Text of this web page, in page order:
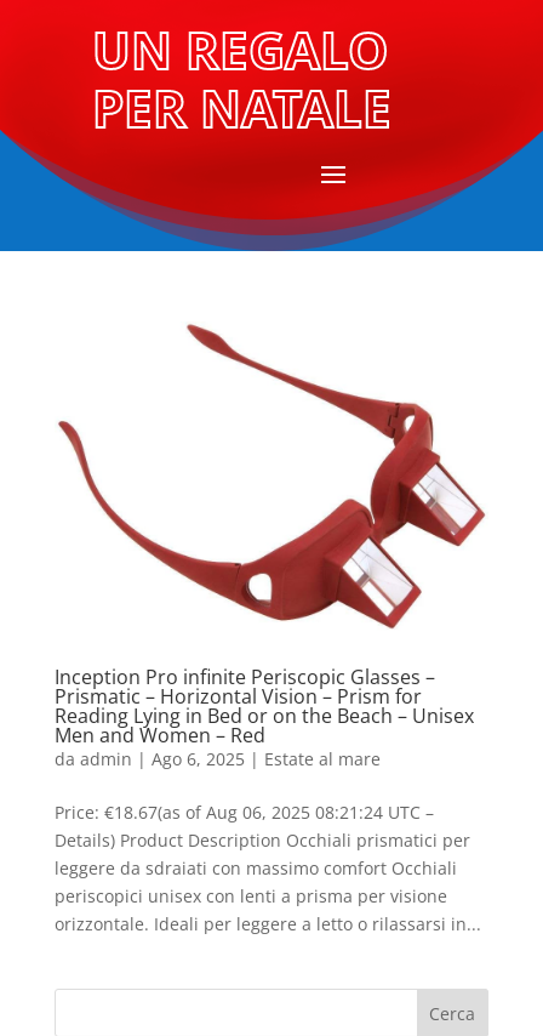
UN REGALO
PER NATALE
Inception Pro infinite Periscopic Glasses –
Prismatic – Horizontal Vision – Prism for
Reading Lying in Bed or on the Beach – Unisex
Men and Women – Red
da admin | Ago 6, 2025| Estate al mare
Price: €18.67(as of Aug 06, 2025 08:21:24 UTC –
Details) Product Description Occhiali prismatici per
leggere da sdraiati con massimo comfort Occhiali
periscopici unisex con lenti a prisma per visione
orizzontale. Ideali per leggere a letto o rilassarsi in...